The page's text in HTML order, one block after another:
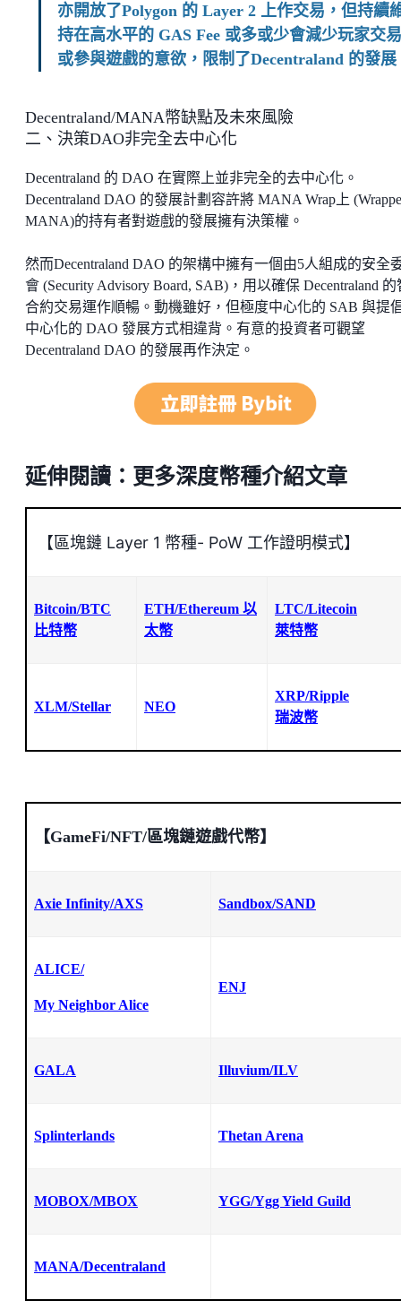
亦開放了Polygon 的 Layer 2 上作交易，但持續
持在高水平的 GAS Fee 或多或少會減少玩家交易
或參與遊戲的意欲，限制了Decentraland 的發展
Decentraland/MANA幣缺點及未來風險
二、決策DAO非完全去中心化
Decentraland 的 DAO 在實際上並非完全的去中心化。
Decentraland DAO 的發展計劃容許將 MANA Wrap上
MANA)的持有者對遊戲的發展擁有決策權。
然而Decentraland DAO 的架構中擁有一個由5人組成的安全
會 (Security Advisory Board, SAB)，用以確保 Decentraland
合約交易運作順暢。動機雖好，但極度中心化的 SAB 與提
中心化的 DAO 發展方式相違背。有意的投資者可觀望
Decentraland DAO 的發展再作決定。
延伸閱讀：更多深度幣種介紹文章
【區塊鏈 Layer 1 幣種- PoW 工作證明模式】
Bitcoin/BTC
比特幣
ETH/Ethereum 以
太幣
LTC/Litecoin
萊特幣
XLM/Stellar NEO
XRP/Ripple
瑞波幣
【GameFi/NFT/區塊鏈遊戲代幣】
Axie Infinity/AXS Sandbox/SAND
ALICE/
My Neighbor Alice
ENJ
GALA Illuvium/ILV
Splinterlands Thetan Arena
MOBOX/MBOX YGG/Ygg Yield Guild
MANA/Decentraland